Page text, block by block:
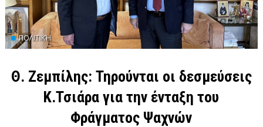
ΠΟΛΙΤΙΚΉ
Θ. Ζεμπίλης: Τηρούνται οι δεσμεύσεις
Κ.Τσιάρα για την ένταξη του
Φράγματος Ψαχνών